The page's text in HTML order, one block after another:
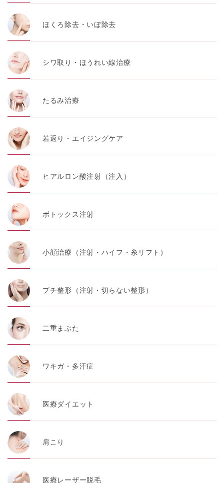
ほくろ除去・いぼ除去
シワ取り・ほうれい線治療
たるみ治療
若返り・エイジングケア
ヒアルロン酸注射（注入）
ボトックス注射
小顔治療（注射・ハイフ・糸リフト）
プチ整形（注射・切らない整形）
二重まぶた
ワキガ・多汗症
医療ダイエット
肩こり
医療レーザー脱毛